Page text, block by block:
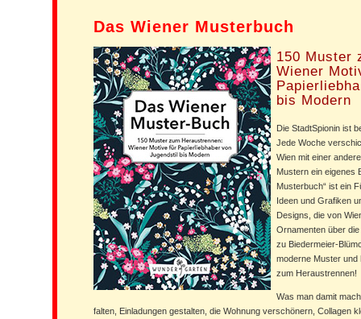
Das Wiener Musterbuch
150 Muster
Wiener
bis Modern
Die StadtSpionin ist
Jede Woche
Wien mit einer
Mustern ein eigenes
Musterbuch“ ist ein
Ideen und Grafiken
Designs, die von
Ornamenten über
zu Biedermeier-
moderne Muster und
zum Heraustrennen!
Was man damit
falten, Einladungen gestalten, die Wohnung verschönern, Collagen